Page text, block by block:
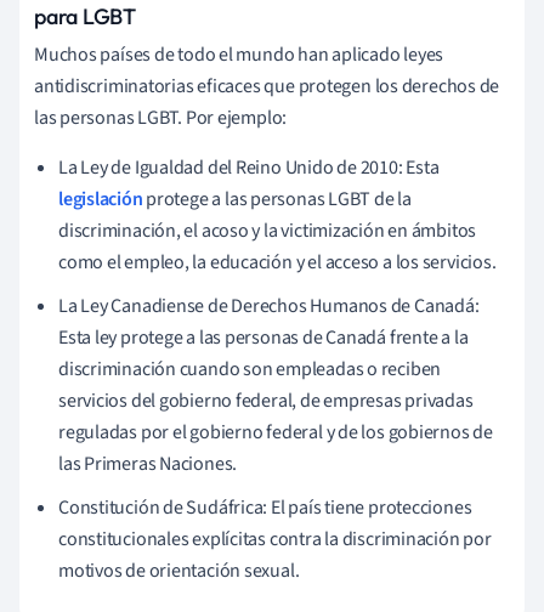
para LGBT
Muchos países de todo el mundo han aplicado leyes
antidiscriminatorias eficaces que protegen los derechos de
las personas LGBT. Por ejemplo:
La Ley de Igualdad del Reino Unido de 2010: Esta
legislaciónprotege a las personas LGBT de la
discriminación, el acoso y la victimización en ámbitos
como el empleo, la educación y el acceso a los servicios.
La Ley Canadiense de Derechos Humanos de Canadá:
Esta ley protege a las personas de Canadá frente a la
discriminación cuando son empleadas o reciben
servicios del gobierno federal, de empresas privadas
reguladas por el gobierno federal y de los gobiernos de
las Primeras Naciones.
Constitución de Sudáfrica: El país tiene protecciones
constitucionales explícitas contra la discriminación por
motivos de orientación sexual.